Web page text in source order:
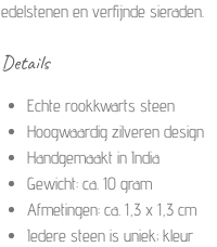
edelstenen en verfijnde sieraden.
Details
Echte rookkwarts steen
Hoogwaardig zilveren design
Handgemaakt in India
Gewicht: ca. 10 gram
Afmetingen: ca. 1,3 x 1,3 cm
Iedere steen is uniek; kleur